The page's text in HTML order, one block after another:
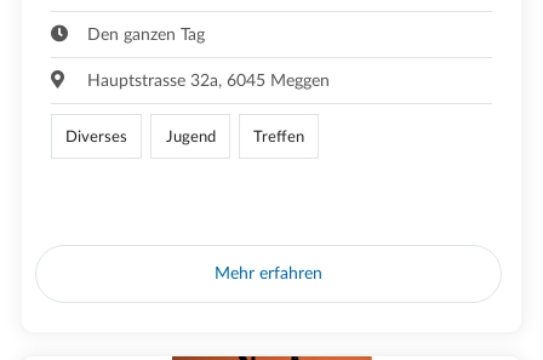
Den ganzen Tag
Hauptstrasse 32a, 6045 Meggen
Diverses Jugend Treffen
Mehr erfahren